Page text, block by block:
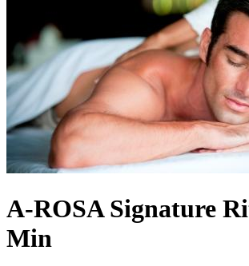
A-ROSA Signature
Min